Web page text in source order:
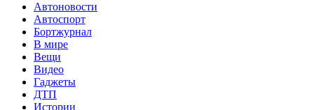
Автоновости
Автоспорт
Бортжурнал
В мире
Вещи
Видео
Гаджеты
ДТП
Истории